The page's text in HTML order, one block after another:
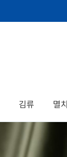
김류 멸